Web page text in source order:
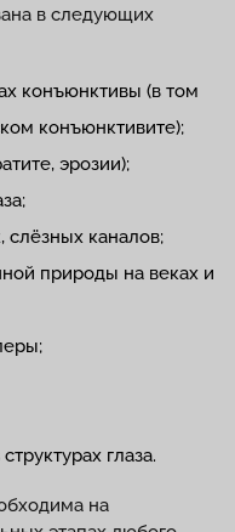
в следующих
конъюнктивы (в том
конъюнктивите);
эрозии);
слёзных каналов;
природы на веках и
глаза.
на